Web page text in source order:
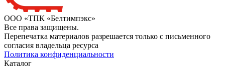
ООО «ТПК «Белтимпэкс»
Все права защищены.
Перепечатка материалов разрешается только с письменного
согласия владельца ресурса
Политика конфиденциальности
Каталог